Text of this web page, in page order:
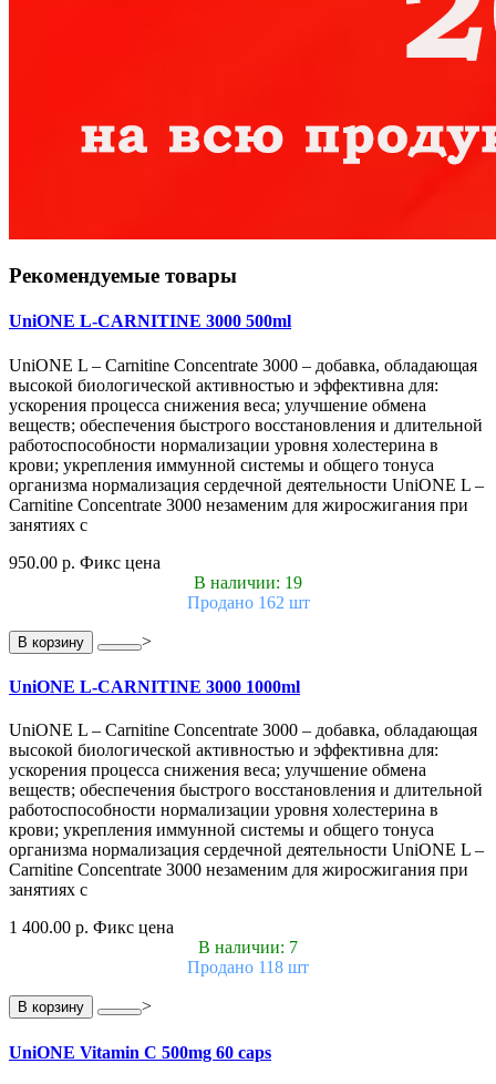
Рекомендуемые товары
UniONE L-CARNITINE 3000 500ml
UniONE L – Carnitine Concentrate 3000 – добавка, обладающая
высокой биологической активностью и эффективна для:
ускорения процесса снижения веса; улучшение обмена
веществ; обеспечения быстрого восстановления и длительной
работоспособности нормализации уровня холестерина в
крови; укрепления иммунной системы и общего тонуса
организма нормализация сердечной деятельности UniONE L –
Carnitine Concentrate 3000 незаменим для жиросжигания при
занятиях с
950.00 р. Фикс цена
В наличии: 19
Продано 162 шт
В корзину >
UniONE L-CARNITINE 3000 1000ml
UniONE L – Carnitine Concentrate 3000 – добавка, обладающая
высокой биологической активностью и эффективна для:
ускорения процесса снижения веса; улучшение обмена
веществ; обеспечения быстрого восстановления и длительной
работоспособности нормализации уровня холестерина в
крови; укрепления иммунной системы и общего тонуса
организма нормализация сердечной деятельности UniONE L –
Carnitine Concentrate 3000 незаменим для жиросжигания при
занятиях с
1 400.00 р. Фикс цена
В наличии: 7
Продано 118 шт
В корзину >
UniONE Vitamin С 500mg 60 caps